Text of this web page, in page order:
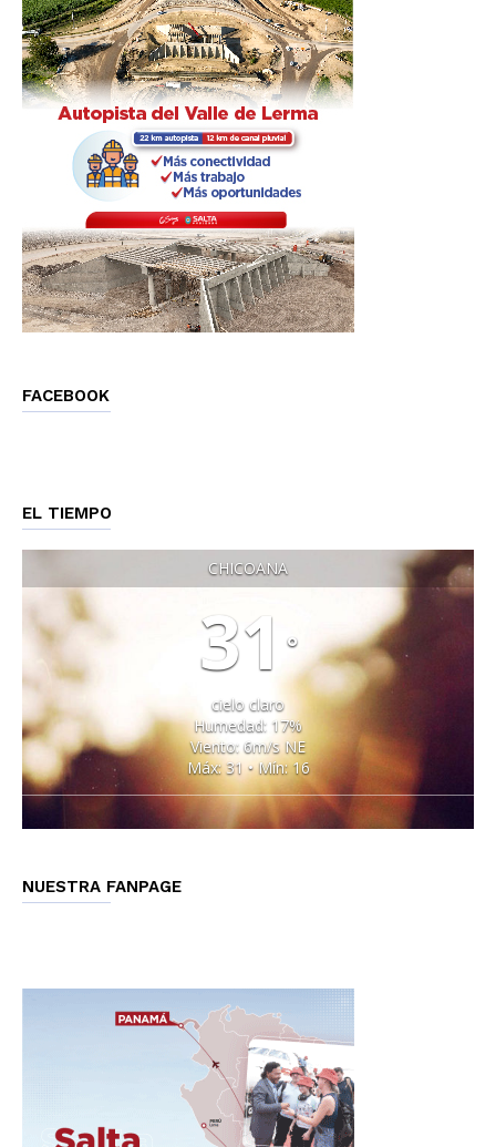
FACEBOOK
EL TIEMPO
CHICOANA
31 °
cielo claro
Humedad: 17%
Viento: 6m/s NE
Máx: 31 • Mín: 16
NUESTRA FANPAGE